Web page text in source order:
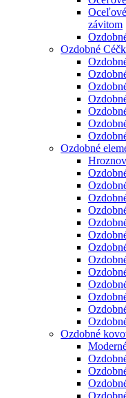
závitom
Ozdobné
Ozdobné
Ozdobné